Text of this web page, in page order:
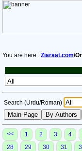
You are here : Ziaraat.com/
Search (Urdu/Roman)
<< 1 2 3 4
28
29 30 31